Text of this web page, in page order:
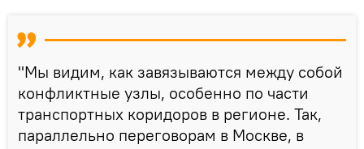
"Мы видим, как завязываются между собой
конфликтные узлы, особенно по части
транспортных коридоров в регионе. Так,
параллельно переговорам в Москве, в